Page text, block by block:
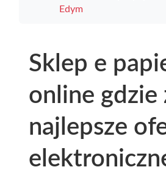
Edym
Sklep e
online gdzie
najlepsze